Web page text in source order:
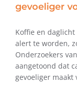
gevoeliger
Koffie en daglicht
alert te worden,
Onderzoekers
aangetoond dat
gevoeliger maakt